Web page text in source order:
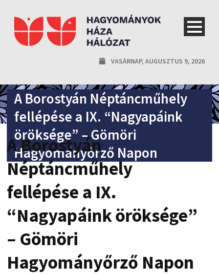
VASÁRNAP, AUGUSZTUS 9, 2026
A Borostyán Néptáncműhely
fellépése a IX. “Nagyapáink
öröksége” – Gömöri
Hagyományőrző Napon
A Borostyán
Néptáncműhely
fellépése a IX.
“Nagyapáink öröksége”
– Gömöri
Hagyományőrző Napon